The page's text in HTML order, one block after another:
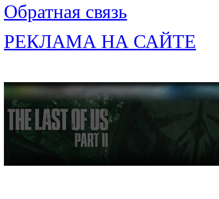
Обратная связь
РЕКЛАМА НА САЙТЕ